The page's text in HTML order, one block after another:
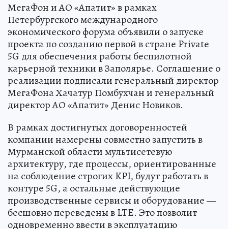
МегаФон и АО «Апатит» в рамках
Петербургского международного
экономического форума объявили о запуске
проекта по созданию первой в стране Private
5G для обеспечения работы беспилотной
карьерной техники в Заполярье. Соглашение о
реализации подписали генеральный директор
МегаФона Хачатур Помбухчан и генеральный
директор АО «Апатит» Денис Новиков.
В рамках достигнутых договоренностей
компании намерены совместно запустить в
Мурманской области мультисетевую
архитектуру, где процессы, ориентированные
на соблюдение строгих KPI, будут работать в
контуре 5G, а остальные действующие
производственные сервисы и оборудование —
бесшовно переведены в LTE. Это позволит
одновременно ввести в эксплуатацию